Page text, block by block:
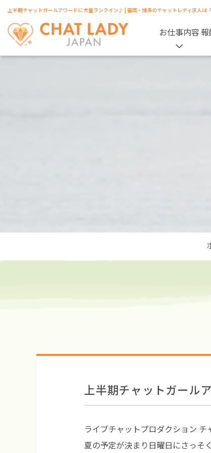
上半期チャットガールアワードに大量ランクイン♪ | 福岡・博多のチャットレディ求人は
お仕事内容
上半期チャットガール
ライブチャットプロダクション チ
夏の予定が決まり日曜日にさっそ